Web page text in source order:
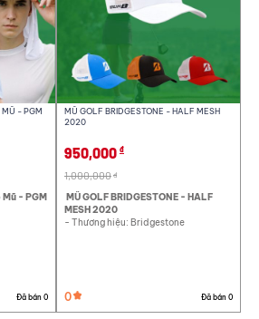
MŨ - PGM
- PGM
Đã bán 0
MŨ GOLF BRIDGESTONE - HALF MESH
2020
950,000 đ
1,000,000 đ
MŨ GOLF BRIDGESTONE - HALF
MESH 2020
- Thương hiệu: Bridgestone
0 Đã bán 0